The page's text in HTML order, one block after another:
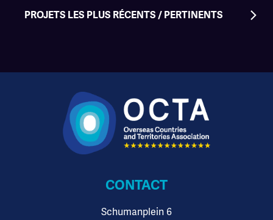
Le personnel du SABARC participe à plusieurs
organisations et conférences régionales.
PROJETS LES PLUS RÉCENTS / PERTINENTS
CONTACT
Schumanplein 6